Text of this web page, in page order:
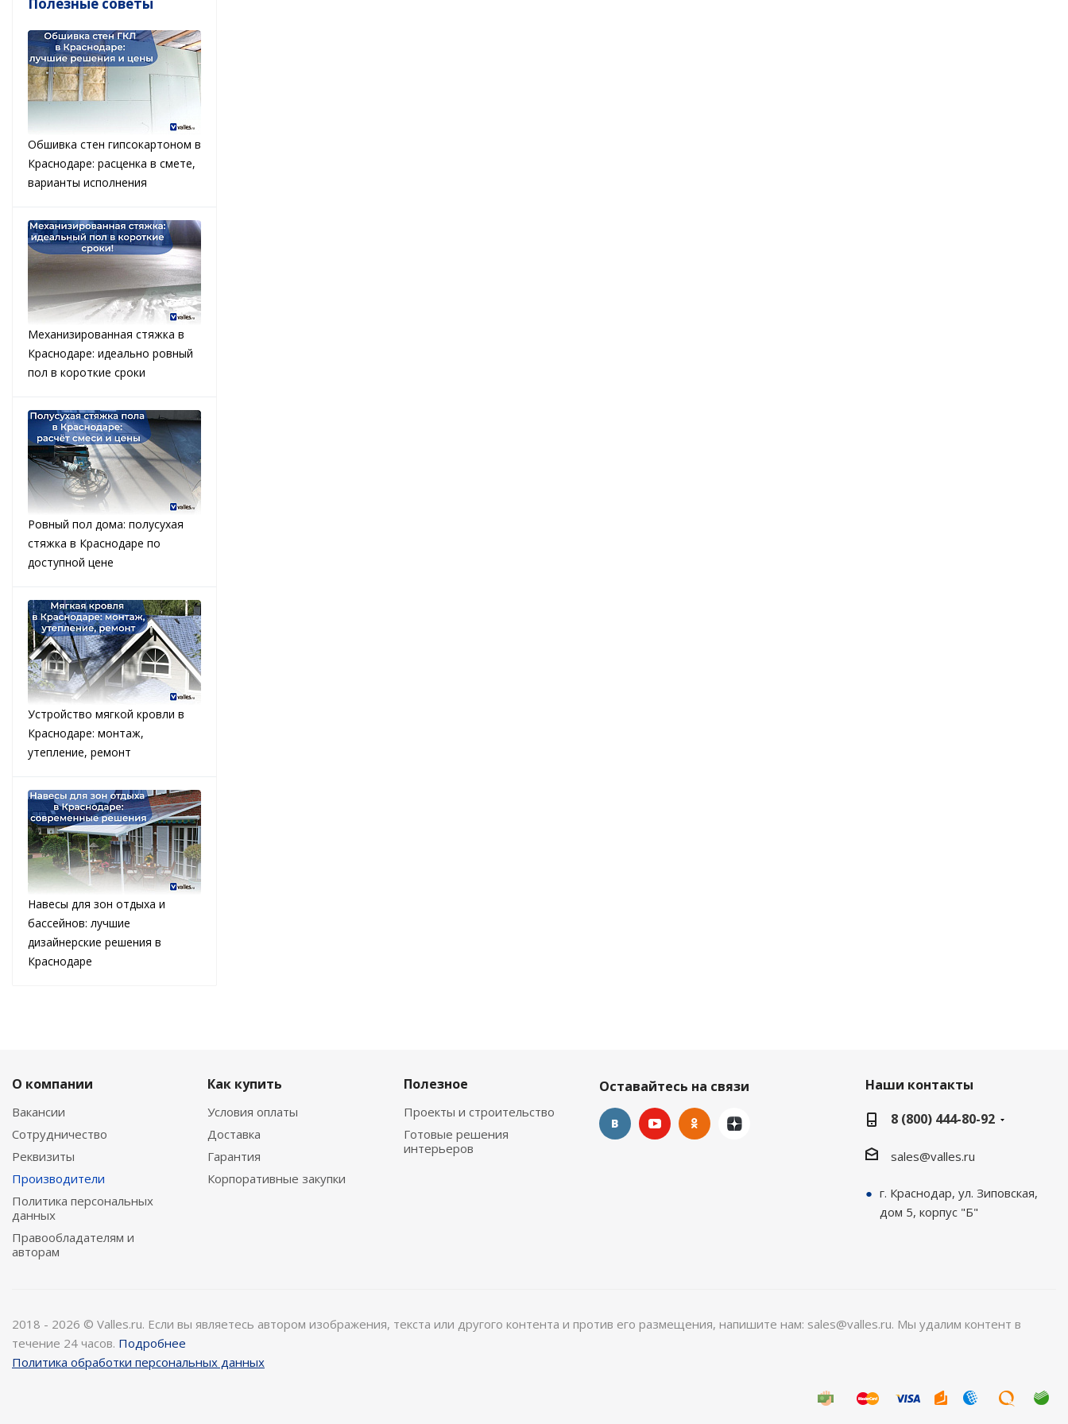
Обшивка стен гипсокартоном в
Краснодаре: расценка в смете,
варианты исполнения
Механизированная стяжка в
Краснодаре: идеально ровный
пол в короткие сроки
Ровный пол дома: полусухая
стяжка в Краснодаре по
доступной цене
Устройство мягкой кровли в
Краснодаре: монтаж,
утепление, ремонт
Навесы для зон отдыха и
бассейнов: лучшие
дизайнерские решения в
Краснодаре
О компании
Вакансии
Сотрудничество
Реквизиты
Производители
Политика персональных
данных
Правообладателям и
авторам
Как купить
Условия оплаты
Доставка
Гарантия
Корпоративные закупки
Полезное
Проекты и строительство
Готовые решения
интерьеров
Оставайтесь на связи
Наши контакты
8 (800) 444-80-92
sales@valles.ru
г. Краснодар, ул. Зиповская,
дом 5, корпус "Б"
2018 - 2026 © Valles.ru. Если вы являетесь автором изображения, текста или другого контента и против его размещения, напишите нам: sales@valles.ru. Мы удалим контент в
течение 24 часов. Подробнее
Политика обработки персональных данных